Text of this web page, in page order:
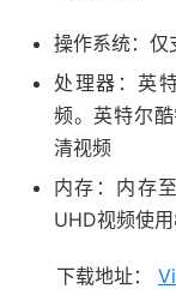
操作系统：仅
处理器：英
频。英特尔
清视频
内存：内存
UHD视频使
下载地址：